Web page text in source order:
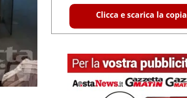
Clicca e scarica la copia